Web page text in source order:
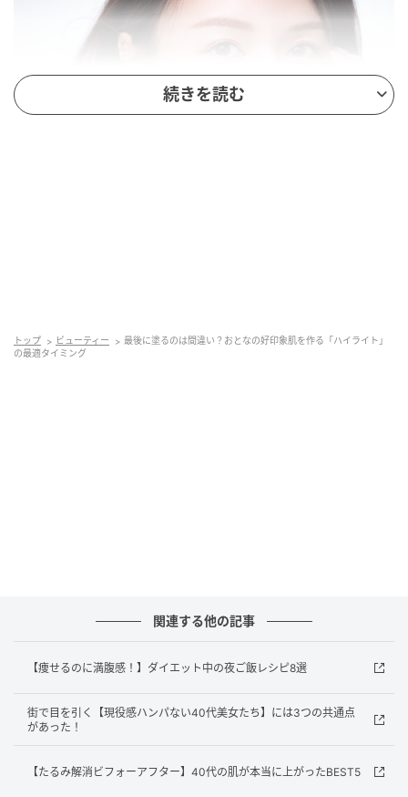
続きを読む
トップ ビューティー
最後に塗るのは間違い？おとなの好印象肌を作る「ハイライト」
の最適タイミング
関連する他の記事
【痩せるのに満腹感！】ダイエット中の夜ご飯レシピ8選
街で目を引く【現役感ハンパない40代美女たち】には3つの共通点
があった！
【たるみ解消ビフォーアフター】40代の肌が本当に上がったBEST5